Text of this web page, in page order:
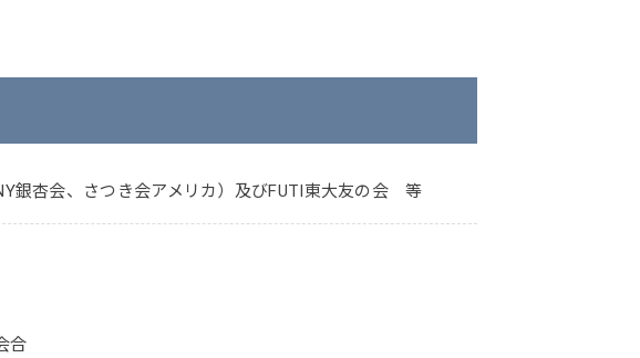
銀杏会、さつき会アメリカ）及びFUTI東大友の会 等
合